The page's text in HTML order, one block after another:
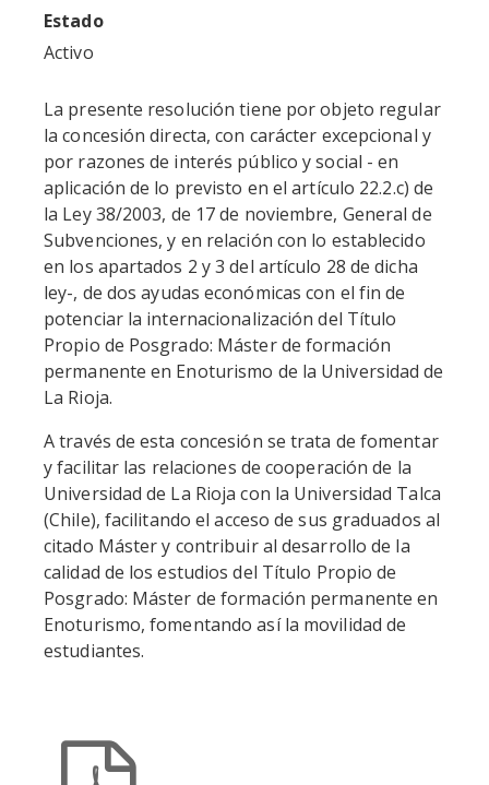
Estado
Activo
La presente resolución tiene por objeto regular
la concesión directa, con carácter excepcional y
por razones de interés público y social - en
aplicación de lo previsto en el artículo 22.2.c) de
la Ley 38/2003, de 17 de noviembre, General de
Subvenciones, y en relación con lo establecido
en los apartados 2 y 3 del artículo 28 de dicha
ley-, de dos ayudas económicas con el fin de
potenciar la internacionalización del Título
Propio de Posgrado: Máster de formación
permanente en Enoturismo de la Universidad de
La Rioja.
A través de esta concesión se trata de fomentar
y facilitar las relaciones de cooperación de la
Universidad de La Rioja con la Universidad Talca
(Chile), facilitando el acceso de sus graduados al
citado Máster y contribuir al desarrollo de la
calidad de los estudios del Título Propio de
Posgrado: Máster de formación permanente en
Enoturismo, fomentando así la movilidad de
estudiantes.